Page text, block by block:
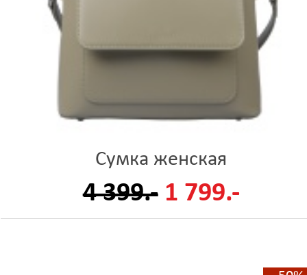
Сумка женская
4 399.- 1 799.-